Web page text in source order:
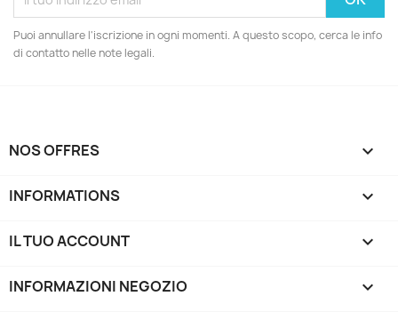
Puoi annullare l'iscrizione in ogni momenti. A questo scopo, cerca le info
di contatto nelle note legali.
NOS OFFRES 
INFORMATIONS 
IL TUO ACCOUNT 
INFORMAZIONI NEGOZIO keyboard_arrow_down